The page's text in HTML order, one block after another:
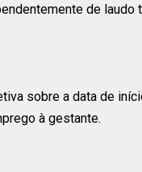
de
sobre a data de
à gestante.